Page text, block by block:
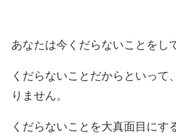
あなたは今くだらないことをし
くだらないことだからといって
りません。
くだらないことを大真面目にす